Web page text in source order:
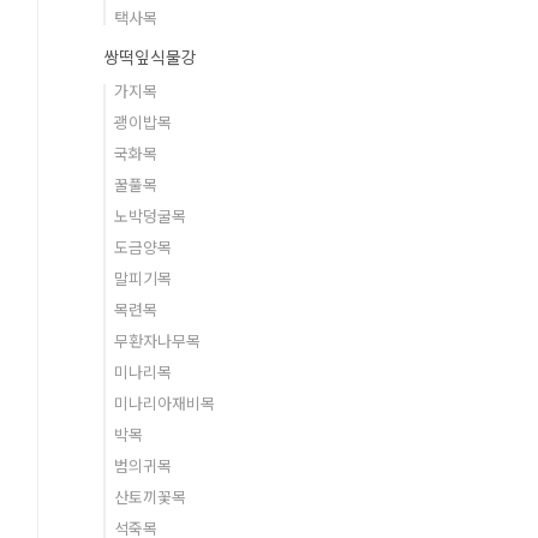
택사목
쌍떡잎식물강
가지목
괭이밥목
국화목
꿀풀목
노박덩굴목
도금양목
말피기목
목련목
무환자나무목
미나리목
미나리아재비목
박목
범의귀목
산토끼꽃목
석죽목